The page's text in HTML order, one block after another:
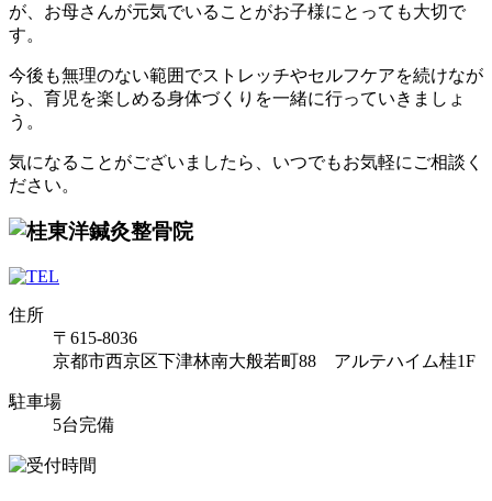
が、お母さんが元気でいることがお子様にとっても大切で
す。
今後も無理のない範囲でストレッチやセルフケアを続けなが
ら、育児を楽しめる身体づくりを一緒に行っていきましょ
う。
気になることがございましたら、いつでもお気軽にご相談く
ださい。
住所
〒615-8036
京都市西京区下津林南大般若町88 アルテハイム桂1F
駐車場
5台完備